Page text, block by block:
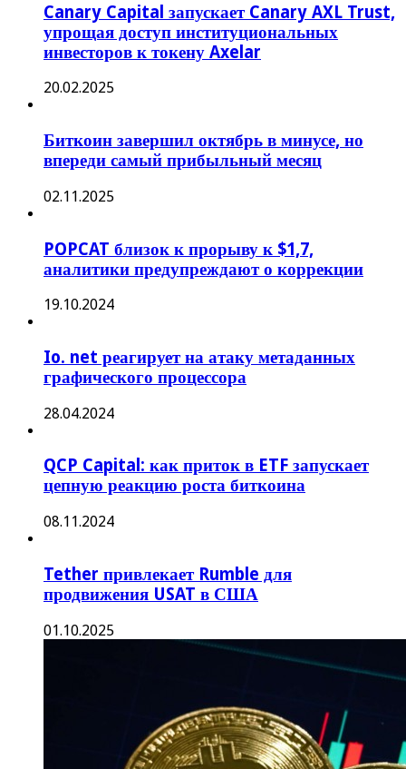
Canary Capital запускает Canary AXL Trust,
упрощая доступ институциональных
инвесторов к токену Axelar
20.02.2025
Биткоин завершил октябрь в минусе, но
впереди самый прибыльный месяц
02.11.2025
POPCAT близок к прорыву к $1,7,
аналитики предупреждают о коррекции
19.10.2024
Io. net реагирует на атаку метаданных
графического процессора
28.04.2024
QCP Capital: как приток в ETF запускает
цепную реакцию роста биткоина
08.11.2024
Tether привлекает Rumble для
продвижения USAT в США
01.10.2025